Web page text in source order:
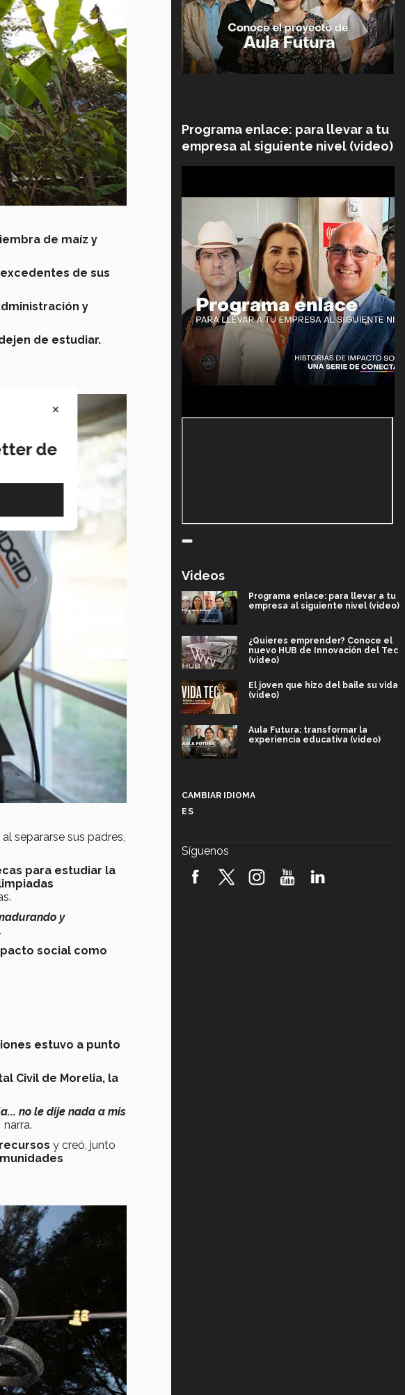
de maíz y
de sus
y
de estudiar.
al separarse sus padres,
para estudiar la
y
social como
estuvo a punto
Civil de Morelia, la
no le dije nada a mis
narra.
y creó, junto
Programa enlace: para llevar a tu
empresa al siguiente nivel (video)
Videos
Programa enlace: para llevar a tu
empresa al siguiente nivel (video)
¿Quieres emprender? Conoce el
nuevo HUB de Innovación del Tec
(video)
El joven que hizo del baile su vida
(video)
Aula Futura: transformar la
experiencia educativa (video)
robótica FIRST 2026! (video)
CAMBIAR IDIOMA
ES
Síguenos
×
de